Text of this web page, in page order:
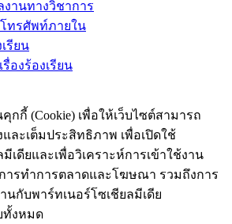
งานทางวิชาการ
ทรศัพท์ภายใน
รียน
รื่องร้องเรียน
กกี้ (Cookie) เพื่อให้เว็บไซต์สามารถ
ละเต็มประสิทธิภาพ​ เพื่อเปิดใช้
ดียและเพื่อวิเคราะห์การเข้าใช้งาน
ารทำการตลาดและโฆษณา​ รวมถึงการ
กับพาร์ทเนอร์​โซเชียล​มีเดีย
ทั้งหมด